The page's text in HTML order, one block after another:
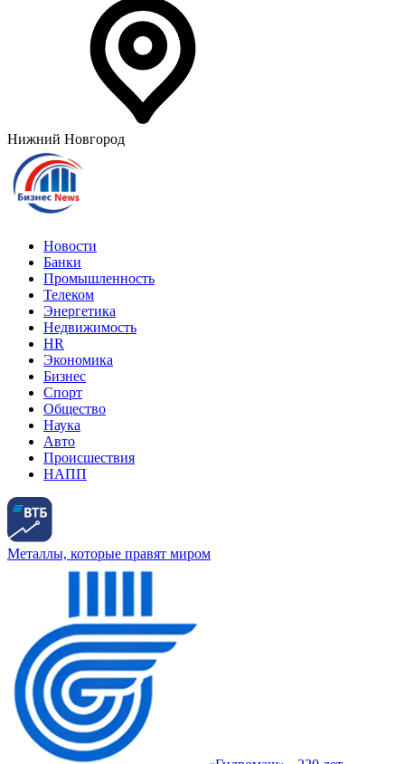
Нижний Новгород
Новости
Банки
Промышленность
Телеком
Энергетика
Недвижимость
HR
Экономика
Бизнес
Спорт
Общество
Наука
Авто
Происшествия
НАПП
Металлы, которые правят миром